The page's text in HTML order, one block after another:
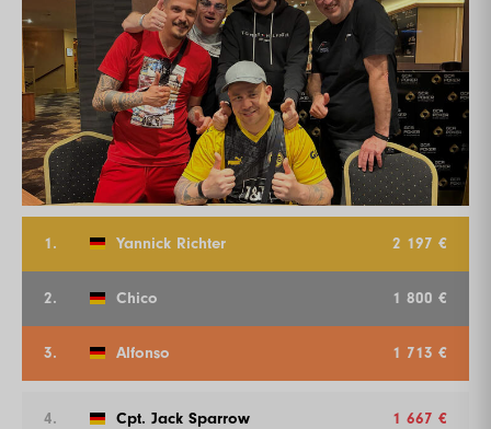
1. Yannick Richter 2 197 €
2. Chico 1 800 €
3. Alfonso 1 713 €
4. Cpt. Jack Sparrow 1 667 €